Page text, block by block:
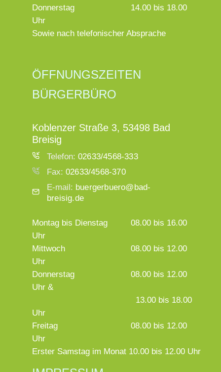
Donnerstag
14.00 bis 18.00
Uhr
Sowie nach telefonischer Absprache
ÖFFNUNGSZEITEN
BÜRGERBÜRO
Koblenzer Straße 3, 53498 Bad
Breisig
Telefon: 02633/4568-333
Fax: 02633/4568-370
E-mail: buergerbuero@bad-
breisig.de
Montag bis Dienstag
08.00 bis 16.00
Uhr
Mittwoch
08.00 bis 12.00
Uhr
Donnerstag
08.00 bis 12.00
Uhr &
13.00 bis 18.00
Uhr
Freitag
08.00 bis 12.00
Uhr
Erster Samstag im Monat 10.00 bis 12.00 Uhr